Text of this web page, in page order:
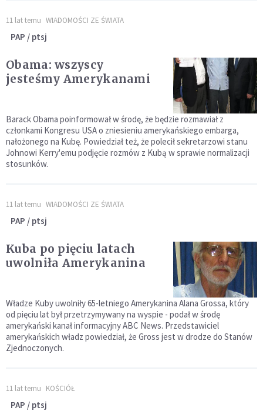
11 lat temu WIADOMOŚCI ZE ŚWIATA
PAP / ptsj
Obama: wszyscy
jesteśmy Amerykanami
Barack Obama poinformował w środę, że będzie rozmawiał z
członkami Kongresu USA o zniesieniu amerykańskiego embarga,
nałożonego na Kubę. Powiedział też, że polecił sekretarzowi stanu
Johnowi Kerry'emu podjęcie rozmów z Kubą w sprawie normalizacji
stosunków.
11 lat temu WIADOMOŚCI ZE ŚWIATA
PAP / ptsj
Kuba po pięciu latach
uwolniła Amerykanina
Władze Kuby uwolniły 65-letniego Amerykanina Alana Grossa, który
od pięciu lat był przetrzymywany na wyspie - podał w środę
amerykański kanał informacyjny ABC News. Przedstawiciel
amerykańskich władz powiedział, że Gross jest w drodze do Stanów
Zjednoczonych.
11 lat temu KOŚCIÓŁ
PAP / ptsj